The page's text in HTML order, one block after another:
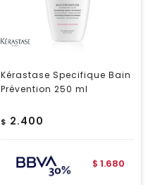
Kérastase Specifique Bain
Prévention 250 ml
$ 2.400
$ 1.680